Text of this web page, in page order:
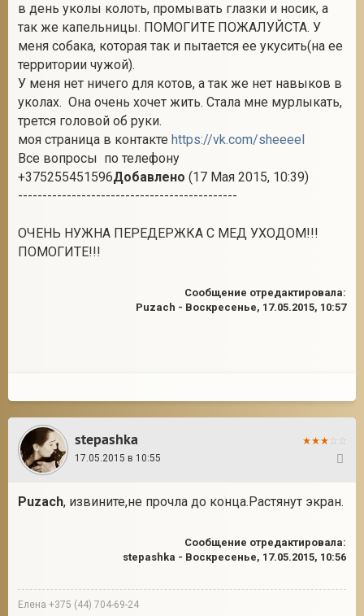
в день уколы колоть, промывать глазки и носик, а
так же капельницы. ПОМОГИТЕ ПОЖАЛУЙСТА. У
меня собака, которая так и пытается ее укусить(на ее
территории чужой).
У меня нет ничего для котов, а так же нет навыков в
уколах. Она очень хочет жить. Стала мне мурлыкать,
трется головой об руки.
моя страница в контакте https://vk.com/sheeeel
Все вопросы по телефону
+375255451596Добавлено (17 Мая 2015, 10:39)
---------------------------------------------
ОЧЕНЬ НУЖНА ПЕРЕДЕРЖКА С МЕД УХОДОМ!!!
ПОМОГИТЕ!!!
Сообщение отредактировала:
Puzach - Воскресенье, 17.05.2015, 10:57
stepashka
17.05.2015 в 10:55
Puzach, извините,не прочла до конца.Растянут экран.
Сообщение отредактировала:
stepashka - Воскресенье, 17.05.2015, 10:56
Елена +375 (44) 704-69-24